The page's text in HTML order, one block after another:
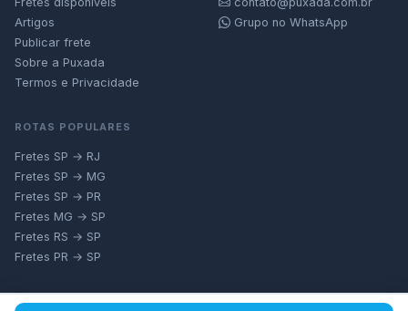
Artigos
Publicar frete
Sobre a Puxada
Termos e Privacidade
Grupo no WhatsApp
ROTAS POPULARES
Fretes SP → RJ
Fretes SP → MG
Fretes SP → PR
Fretes MG → SP
Fretes RS → SP
Fretes PR → SP